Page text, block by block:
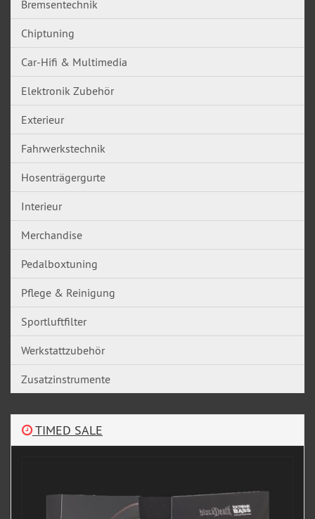
Bremsentechnik
Chiptuning
Car-Hifi & Multimedia
Elektronik Zubehör
Exterieur
Fahrwerkstechnik
Hosenträgergurte
Interieur
Merchandise
Pedalboxtuning
Pflege & Reinigung
Sportluftfilter
Werkstattzubehör
Zusatzinstrumente
TIMED SALE